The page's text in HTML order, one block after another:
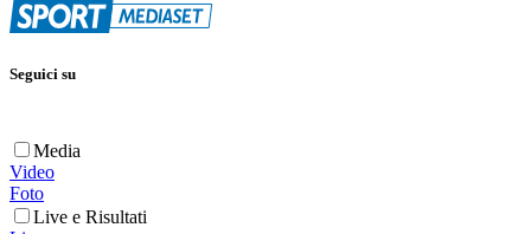
Seguici su
Media
Video
Foto
Live e Risultati